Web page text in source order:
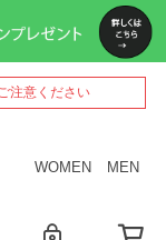
注意ください
WOMEN MEN
ペー
ジト
ップ
へ